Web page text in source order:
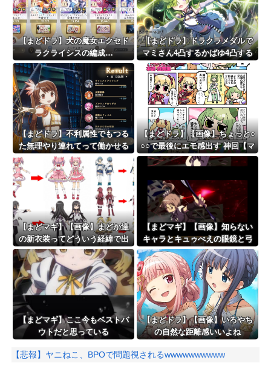
【まどドラ】犬の魔女エクセド
ラクライシスの編成…
【まどドラ】ドラクラメダルで
マミさん4凸するかばゆ4凸する
か待機するか迷う
【まどドラ】不利属性でもつる
た無理やり連れてって働かせる
戦法は有効【タワー110階】
【まどドラ】【画像】ちょっと○
○○で最後にエモ感出す 神回【マ
ギア☆エトセトラ 第94話】
【まどマギ】【画像】まどか達
の新衣装ってどういう経緯で出
てくるんだろうね
【まどマギ】【画像】知らない
キャラとキュゥべえの眼鏡と弓
が一緒…
【まどマギ】ここ今もベストバ
ウトだと思っている
【まどドラ】【画像】いろやち
の自然な距離感いいよね
【悲報】ヤニねこ、BPOで問題視されるwwwwwwwwww